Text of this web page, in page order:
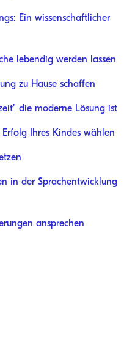
Ein wissenschaftlicher
lebendig werden lassen
zu Hause schaffen
die moderne Lösung ist
Ihres Kindes wählen
in der Sprachentwicklung
ansprechen